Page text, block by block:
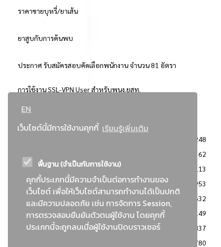
EN
เว็บไซต์นี้มีการใช้งานคุกกี้ เรียนรู้เพิ่มเติม
พื้นฐาน (จำเป็นกับการใช้งาน)
คุกกี้ประเภทนี้มีความจำเป็นต่อการทำงานของ
เว็บไซต์ เพื่อให้เว็บไซต์สามารถทำงานได้เป็นปกติ
และมีความปลอดภัย เช่น การจัดการ Session,
การตรวจสอบยืนยันตัวตนผู้ใช้งาน โดยคุกกี้
ประเภทนี้จะถูกลบเมื่อผู้ใช้งานปิดบราวเซอร์
ราคาขายบุหรี่/ยาเส้น
ยาสูบกับการค้นพบ
ประกาศ รับสมัครสอบคัดเลือกพนักงาน จำนวน 81 อัตรา
การใช้งาน SSL-VPN User สำหรับพนง.ยสท.
..ยอดนิยม..
3248
2362
: วิธีเฉพาะเจาะจง
2113
ข่าวสาร/ประกาศ
1953
: เอกสารส่งเสริมความโปร่งใสในการจัดซื้อจัดจ้าง
1632
ข่าวสารจัดซื้อจัดจ้าง
1149
: แผนการจัดซื้อจัดจ้าง
837
780